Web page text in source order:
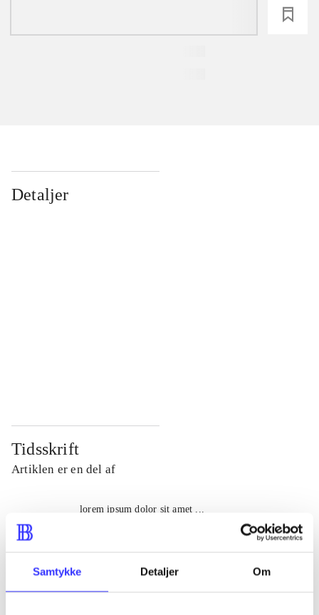
Samtykke Detaljer Om
Detaljer
Tidsskrift
Artiklen er en del af
lorem ipsum dolor sit amet ...